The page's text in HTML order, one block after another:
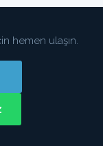
hemen ulaşın.